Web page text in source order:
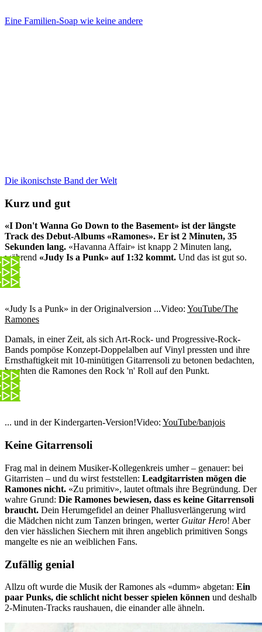
Eine Familien-Soap wie keine andere
Die ikonischste Band der Welt
Kurz und gut
«I Don't Wanna Go Down to the Basement» ist der längste
Track des Debut-Albums «Ramones». Er ist 2 Minuten, 35
Sekunden lang. «Havanna Affair» ist knapp 2 Minuten lang,
während «Judy Is a Punk» auf 1:32 kommt. Und das ist gut so.
«Judy Is a Punk» in der Originalversion ...Video: YouTube/The
Ramones
Damals, in einer Zeit, als sich Art-Rock- und Progressive-Rock-
Bands pompöse Konzept-Doppelalben auf Vinyl pressten und ihre
Ernsthaftigkeit mit 10-minütigen Gitarrensoli zu betonen bedachten,
brachten die Ramones den Rock 'n' Roll auf den Punkt.
... und in der Kindergarten-Version!Video: YouTube/banjois
Keine Gitarrensoli
Frag mal in deinem Musiker-Kollegenkreis umher – genauer: bei
Gitarristen – und du wirst feststellen: Leadgitarristen mögen die
Ramones nicht. «Zu primitiv», lautet oftmals ihre Begründung. Der
wahre Grund: Die Ramones bewiesen, dass es keine Gitarrensoli
braucht. Dein Herumgefidel an deiner Phallusverlängerung wird
die Mädchen nicht zum Tanzen bringen, werter Guitar Hero! Aber
den vier hässlichen Siechern mit ihren angeblich primitiven Songs
mangelte es nie an weiblichen Fans.
Zufällig genial
Allzu oft wurde die Musik der Ramones als «dumm» abgetan: Ein
paar Punks, die schlicht nicht besser spielen können und deshalb
2-Minuten-Tracks raushauen, die einander alle ähneln.